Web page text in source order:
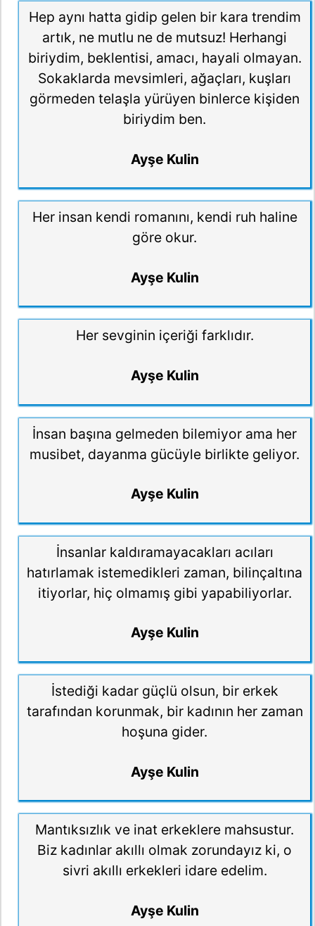
Hep aynı hatta gidip gelen bir kara trendim
artık, ne mutlu ne de mutsuz! Herhangi
biriydim, beklentisi, amacı, hayali olmayan.
Sokaklarda mevsimleri, ağaçları, kuşları
görmeden telaşla yürüyen binlerce kişiden
biriydim ben.
Ayşe Kulin
Her insan kendi romanını, kendi ruh haline
göre okur.
Ayşe Kulin
Her sevginin içeriği farklıdır.
Ayşe Kulin
İnsan başına gelmeden bilemiyor ama her
musibet, dayanma gücüyle birlikte geliyor.
Ayşe Kulin
İnsanlar kaldıramayacakları acıları
hatırlamak istemedikleri zaman, bilinçaltına
itiyorlar, hiç olmamış gibi yapabiliyorlar.
Ayşe Kulin
İstediği kadar güçlü olsun, bir erkek
tarafından korunmak, bir kadının her zaman
hoşuna gider.
Ayşe Kulin
Mantıksızlık ve inat erkeklere mahsustur.
Biz kadınlar akıllı olmak zorundayız ki, o
sivri akıllı erkekleri idare edelim.
Ayşe Kulin